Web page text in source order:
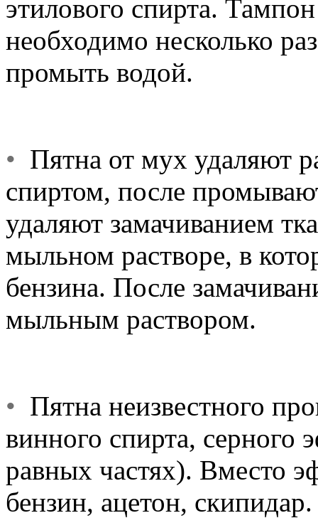
этилового спирта. Тампон
необходимо несколько
промыть водой.
• Пятна от мух удаляют
спиртом, после
удаляют замачиванием
мыльном растворе, в
бензина. После
мыльным раствором.
• Пятна неизвестного
винного спирта, серного
равных частях). Вместо
бензин, ацетон, скипидар.